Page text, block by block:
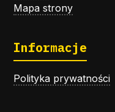
Mapa strony
Informacje
Polityka prywatności